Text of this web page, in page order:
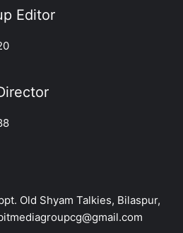
Editor
Old Shyam Talkies, Bilaspur,